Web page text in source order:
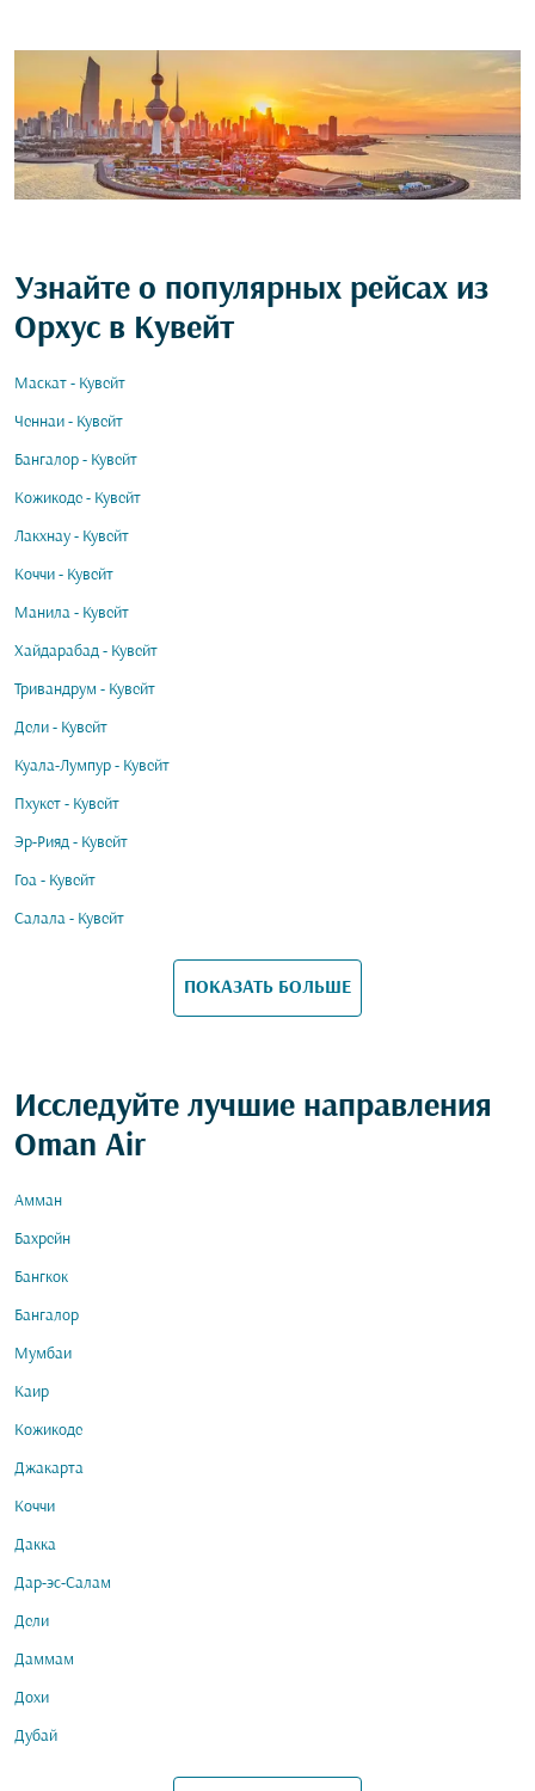
Узнайте о популярных рейсах из
Орхус в Кувейт
Маскат - Кувейт
Ченнаи - Кувейт
Бангалор - Кувейт
Кожикоде - Кувейт
Лакхнау - Кувейт
Коччи - Кувейт
Манила - Кувейт
Хайдарабад - Кувейт
Тривандрум - Кувейт
Дели - Кувейт
Куала-Лумпур - Кувейт
Пхукет - Кувейт
Эр-Рияд - Кувейт
Гоа - Кувейт
Салала - Кувейт
ПОКАЗАТЬ БОЛЬШЕ
Исследуйте лучшие направления
Oman Air
Амман
Бахрейн
Бангкок
Бангалор
Мумбаи
Каир
Кожикоде
Джакарта
Коччи
Дакка
Дар-эс-Салам
Дели
Даммам
Дохи
Дубай